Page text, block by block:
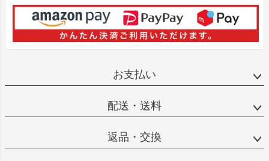
お支払い
配送・送料
返品・交換